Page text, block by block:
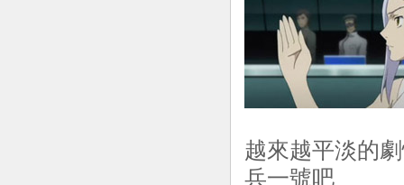
越來越平淡的
兵一號吧